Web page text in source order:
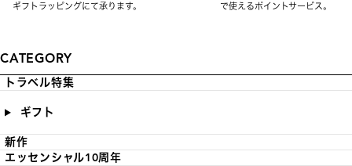
ギフトラッピングにて承ります。
で使えるポイントサービス。
CATEGORY
トラベル特集
ギフト
新作
エッセンシャル10周年